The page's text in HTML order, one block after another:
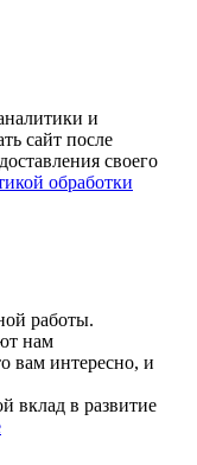
и
сайт после
своего
обработки
работы.
нам
вам интересно, и
вклад в развитие